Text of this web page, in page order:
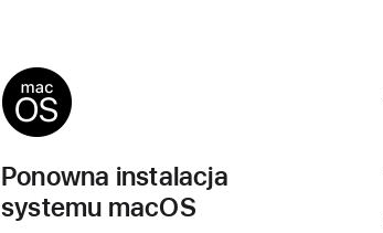
Ponowna instalacja
systemu macOS